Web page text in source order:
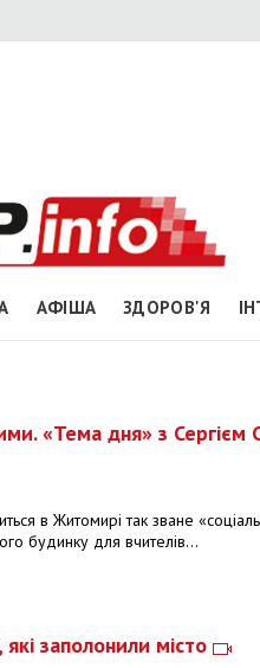
АФІША ЗДОРОВ'Я
«Тема дня» з
в Житомирі так зване
будинку для вчителів...
заполонили місто